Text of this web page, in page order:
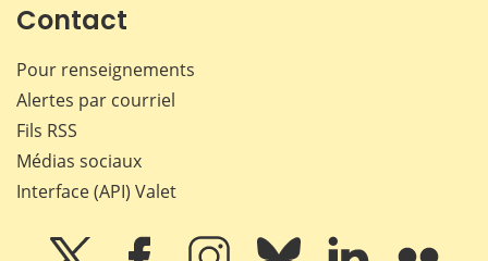
Contact
Pour renseignements
Alertes par courriel
Fils RSS
Médias sociaux
Interface (API) Valet